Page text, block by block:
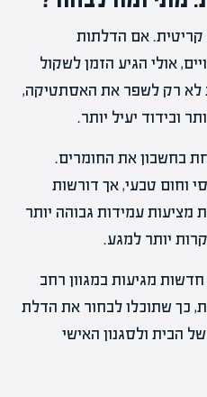
אם הדלתות
אולי הגיע הזמן לשקול
לא רק לשפר את האסתטיקה,
ובידוד יעיל יותר.
בחשבון את החומרים.
וחום טבעי, אך דורשות
עמידות גבוהה יותר
יותר למגע.
מגיעות במגוון רחב
כך שתוכלו לבחור את הדלת
הבית ולסגנון האישי